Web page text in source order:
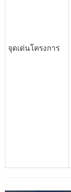
จุดเด่นโครงการ